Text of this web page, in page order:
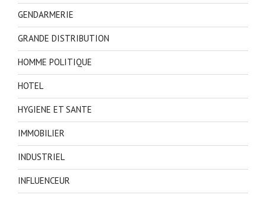
GENDARMERIE
GRANDE DISTRIBUTION
HOMME POLITIQUE
HOTEL
HYGIENE ET SANTE
IMMOBILIER
INDUSTRIEL
INFLUENCEUR